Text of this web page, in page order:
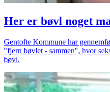
Her er bøvl noget
Gentofte Kommune har
"fjern bøvlet - sammen", hvor
bøvl.